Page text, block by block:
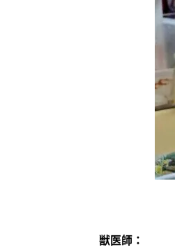
獣医師：